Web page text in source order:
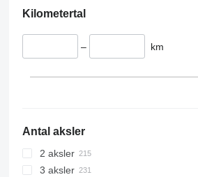
Kilometertal
– km
Antal aksler
2 aksler
3 aksler